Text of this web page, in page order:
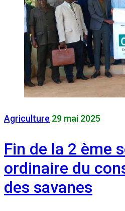
Agriculture 29 mai 2025
Fin de la 2 ème
ordinaire du
des savanes